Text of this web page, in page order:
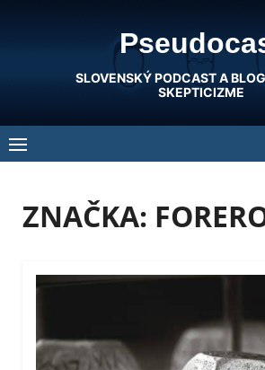
SLOVENSKÝ PODCAST A
SKEPTICIZME
ZNAČKA: